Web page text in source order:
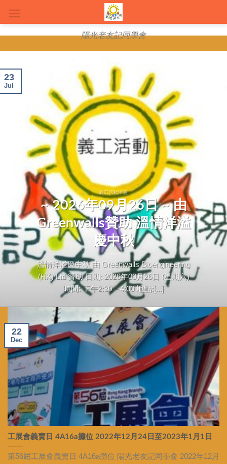
content
陽光老友記同學會
義工活動消息
~ 2026年09月26日 ~ 由
Greenwalls贊助 溫情洋溢
慶中秋
溫情洋溢慶中秋 由 Greenwalls Bioengineering
(HK) Ltd 贊助 日期: 2026年09月26日 (星期六)
時間: 下午2:30 – 4:00 地點:[...]
23
Jul
工展會義賣日 4A16a攤位 2022年12月24日至2023年1月1日
第56屆工展會義賣日 4A16a攤位 陽光老友記同學會 2022年12月
22
Dec